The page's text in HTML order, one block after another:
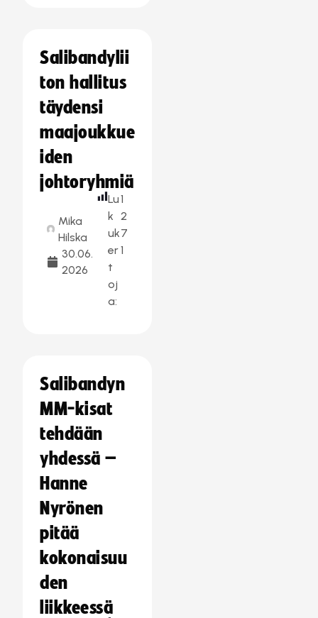
Salibandylii
ton hallitus
täydensi
maajoukkue
iden
johtoryhmiä
Mika
Hilska
30.06.
2026
Lu
k
uk
er
t
oj
a:
1
2
7
1
Salibandyn
MM-kisat
tehdään
yhdessä –
Hanne
Nyrönen
pitää
kokonaisuu
den
liikkeessä